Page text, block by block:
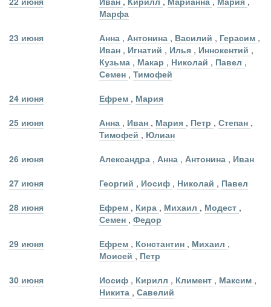
Марфа
23 июня
Анна , Антонина , Василий , Герасим ,
Иван , Игнатий , Илья , Иннокентий ,
Кузьма , Макар , Николай , Павел ,
Семен , Тимофей
24 июня
Ефрем , Мария
25 июня
Анна , Иван , Мария , Петр , Степан ,
Тимофей , Юлиан
26 июня
Александра , Анна , Антонина , Иван
27 июня
Георгий , Иосиф , Николай , Павел
28 июня
Ефрем , Кира , Михаил , Модест ,
Семен , Федор
29 июня
Ефрем , Константин , Михаил ,
Моисей , Петр
30 июня
Иосиф , Кирилл , Климент , Максим ,
Никита , Савелий